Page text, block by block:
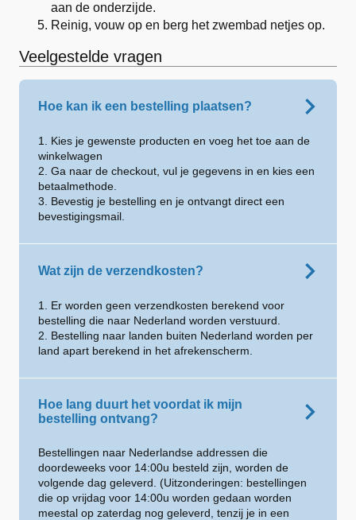
aan de onderzijde.
Reinig, vouw op en berg het zwembad netjes op.
Veelgestelde vragen
Hoe kan ik een bestelling plaatsen?
1. Kies je gewenste producten en voeg het toe aan de
winkelwagen
2. Ga naar de checkout, vul je gegevens in en kies een
betaalmethode.
3. Bevestig je bestelling en je ontvangt direct een
bevestigingsmail.
Wat zijn de verzendkosten?
1. Er worden geen verzendkosten berekend voor
bestelling die naar Nederland worden verstuurd.
2. Bestelling naar landen buiten Nederland worden per
land apart berekend in het afrekenscherm.
Hoe lang duurt het voordat ik mijn
bestelling ontvang?
Bestellingen naar Nederlandse addressen die
doordeweeks voor 14:00u besteld zijn, worden de
volgende dag geleverd. (Uitzonderingen: bestellingen
die op vrijdag voor 14:00u worden gedaan worden
meestal op zaterdag nog geleverd, tenzij je in een